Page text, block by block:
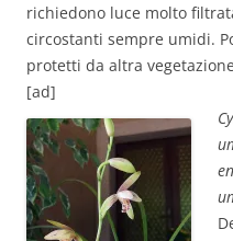
richiedono luce molto
circostanti sempre umidi.
protetti da altra
[ad]